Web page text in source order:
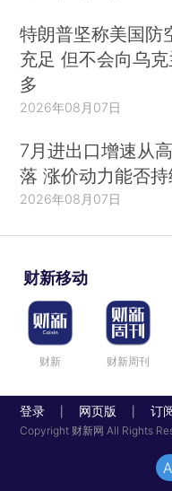
特朗普坚称美国防
充足 但不会向乌
多
2026年08月07日
7月进出口增速从
落 涨价动力能否持
2026年08月07日
财新移动
财新 财新周刊
登录 网页版 订
Copyright 财新网 All Rights